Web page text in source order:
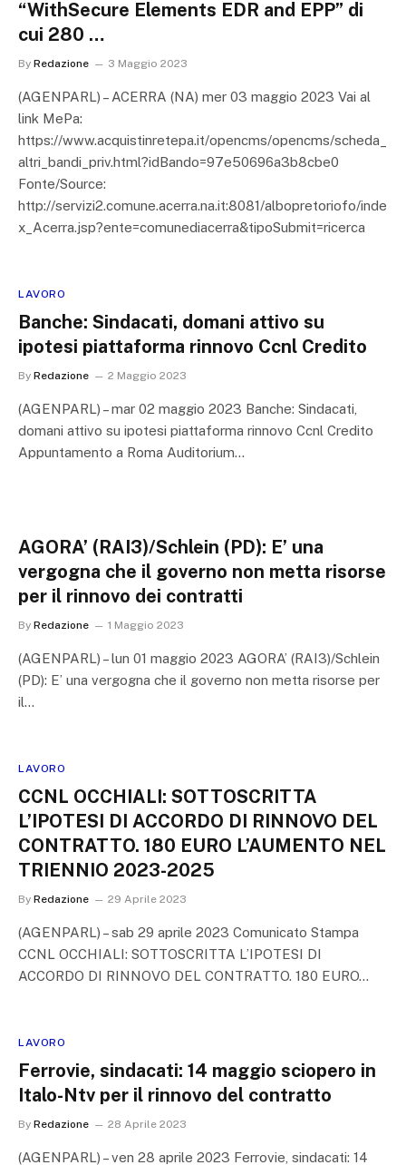
“WithSecure Elements EDR and EPP” di
cui 280 …
By Redazione 3 Maggio 2023
(AGENPARL) – ACERRA (NA) mer 03 maggio 2023 Vai al
link MePa:
https://www.acquistinretepa.it/opencms/opencms/scheda_
altri_bandi_priv.html?idBando=97e50696a3b8cbe0
Fonte/Source:
http://servizi2.comune.acerra.na.it:8081/albopretoriofo/inde
x_Acerra.jsp?ente=comunediacerra&tipoSubmit=ricerca
LAVORO
Banche: Sindacati, domani attivo su
ipotesi piattaforma rinnovo Ccnl Credito
By Redazione 2 Maggio 2023
(AGENPARL) – mar 02 maggio 2023 Banche: Sindacati,
domani attivo su ipotesi piattaforma rinnovo Ccnl Credito
Appuntamento a Roma Auditorium…
AGORA’ (RAI3)/Schlein (PD): E’ una
vergogna che il governo non metta risorse
per il rinnovo dei contratti
By Redazione 1 Maggio 2023
(AGENPARL) – lun 01 maggio 2023 AGORA’ (RAI3)/Schlein
(PD): E’ una vergogna che il governo non metta risorse per
il…
LAVORO
CCNL OCCHIALI: SOTTOSCRITTA
L’IPOTESI DI ACCORDO DI RINNOVO DEL
CONTRATTO. 180 EURO L’AUMENTO NEL
TRIENNIO 2023-2025
By Redazione 29 Aprile 2023
(AGENPARL) – sab 29 aprile 2023 Comunicato Stampa
CCNL OCCHIALI: SOTTOSCRITTA L’IPOTESI DI
ACCORDO DI RINNOVO DEL CONTRATTO. 180 EURO…
LAVORO
Ferrovie, sindacati: 14 maggio sciopero in
Italo-Ntv per il rinnovo del contratto
By Redazione 28 Aprile 2023
(AGENPARL) – ven 28 aprile 2023 Ferrovie, sindacati: 14